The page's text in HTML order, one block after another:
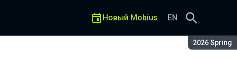
Сезон:
2026 Spring
Новый Mobius EN